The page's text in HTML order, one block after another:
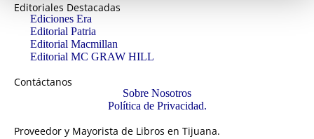
Editoriales Destacadas
Ediciones Era
Editorial Patria
Editorial Macmillan
Editorial MC GRAW HILL
Contáctanos
Sobre Nosotros
Política de Privacidad.
Proveedor y Mayorista de Libros en Tijuana.